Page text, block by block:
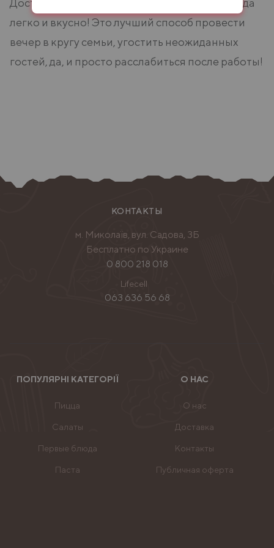
Доставка пиццы домой или в офис – это всегда
легко и вкусно! Это лучший способ провести
вечер в кругу семьи, угостить неожиданных
гостей, да, и просто расслабиться после работы!
КОНТАКТЫ
м. Миколаїв, вул. Садова, 3Б
Бесплатно по Украине
0 800 218 018
Lifecell
063 636 56 68
ПОПУЛЯРНІ КАТЕГОРІЇ
Пицца
Салаты
Первые блюда
Паста
О НАС
О нас
Доставка
Контакты
Публичная оферта